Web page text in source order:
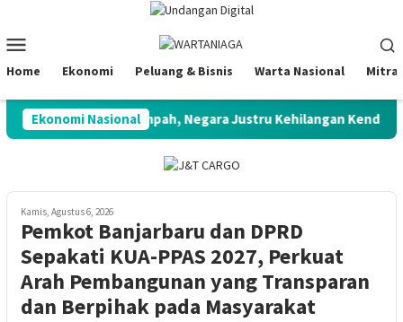
konten
Mobile
Home Ekonomi Peluang & Bisnis Warta Nasional Mitra
Ekonomi Nasional
Potensi Melimpah, Negara Justru Kehilangan Kendali
Kamis, Agustus 6, 2026
Pemkot Banjarbaru dan DPRD
Sepakati KUA-PPAS 2027, Perkuat
Arah Pembangunan yang Transparan
dan Berpihak pada Masyarakat